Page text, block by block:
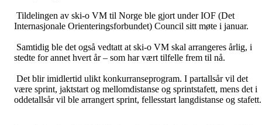
Tildelingen av ski-o VM til Norge ble gjort under IOF (Det
Internasjonale Orienteringsforbundet) Council sitt møte i januar.
Samtidig ble det også vedtatt at ski-o VM skal arrangeres årlig, i
stedte for annet hvert år – som har vært tilfelle frem til nå.
Det blir imidlertid ulikt konkurranseprogram. I partallsår vil det
være sprint, jaktstart og mellomdistanse og sprintstafett, mens det i
oddetallsår vil ble arrangert sprint, fellesstart langdistanse og stafett.